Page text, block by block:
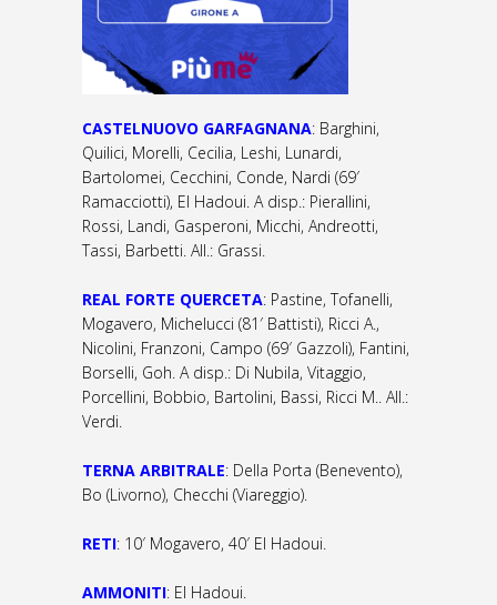
CASTELNUOVO GARFAGNANA: Barghini,
Quilici, Morelli, Cecilia, Leshi, Lunardi,
Bartolomei, Cecchini, Conde, Nardi (69′
Ramacciotti), El Hadoui. A disp.: Pierallini,
Rossi, Landi, Gasperoni, Micchi, Andreotti,
Tassi, Barbetti. All.: Grassi.
REAL FORTE QUERCETA: Pastine, Tofanelli,
Mogavero, Michelucci (81′ Battisti), Ricci A.,
Nicolini, Franzoni, Campo (69′ Gazzoli), Fantini,
Borselli, Goh. A disp.: Di Nubila, Vitaggio,
Porcellini, Bobbio, Bartolini, Bassi, Ricci M.. All.:
Verdi.
TERNA ARBITRALE: Della Porta (Benevento),
Bo (Livorno), Checchi (Viareggio).
RETI: 10′ Mogavero, 40′ El Hadoui.
AMMONITI: El Hadoui.